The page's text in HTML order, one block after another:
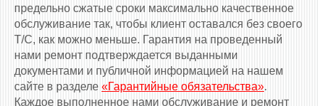
предельно сжатые сроки максимально качественное
обслуживание так, чтобы клиент оставался без своего
Т/С, как можно меньше. Гарантия на проведенный
нами ремонт подтверждается выданными
документами и публичной информацией на нашем
сайте в разделе «Гарантийные обязательства».
Каждое выполненное нами обслуживание и ремонт